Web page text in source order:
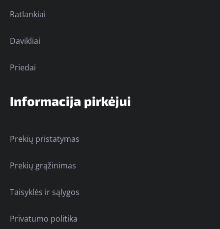
Ratlankiai
Davikliai
Priedai
Informacija pirkėjui
Prekių pristatymas
Prekių grąžinimas
Taisyklės ir sąlygos
Privatumo politika